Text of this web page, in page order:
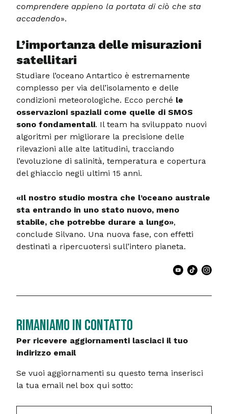
comprendere appieno la portata di ciò che sta
accadendo».
L’importanza delle misurazioni
satellitari
Studiare l’oceano Antartico è estremamente
complesso per via dell’isolamento e delle
condizioni meteorologiche. Ecco perché le
osservazioni spaziali come quelle di SMOS
sono fondamentali. Il team ha sviluppato nuovi
algoritmi per migliorare la precisione delle
rilevazioni alle alte latitudini, tracciando
l’evoluzione di salinità, temperatura e copertura
del ghiaccio negli ultimi 15 anni.
«Il nostro studio mostra che l’oceano australe
sta entrando in uno stato nuovo, meno
stabile, che potrebbe durare a lungo»,
conclude Silvano. Una nuova fase, con effetti
destinati a ripercuotersi sull’intero pianeta.
RIMANIAMO IN CONTATTO
Per ricevere aggiornamenti lasciaci il tuo
indirizzo email
Se vuoi aggiornamenti su questo tema inserisci
la tua email nel box qui sotto: